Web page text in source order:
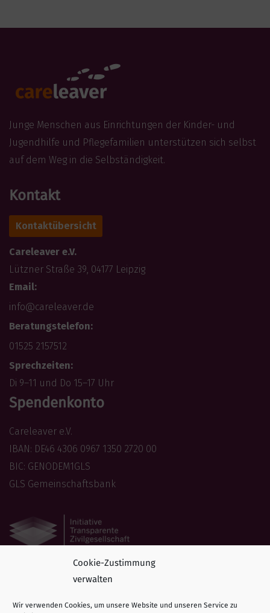
Cookie-Zustimmung
verwalten
Wir verwenden Cookies, um unsere Website und unseren Service zu
Junge Menschen aus Einrichtungen der Kinder- und
Jugendhilfe und Pflegefamilien unterstützen sich selbst
auf dem Weg in die Selbständigkeit.
Kontakt
Kontaktübersicht
Careleaver e.V.
Lützner Straße 39, 04177 Leipzig
Email:
info@careleaver.de
Beratungstelefon:
01525 2157512
Sprechzeiten:
Di 9–11 und Do 15–17 Uhr
Spendenkonto
Careleaver e.V.
IBAN: DE46 4306 0967 1350 2720 00
BIC: GENODEM1GLS
GLS Gemeinschaftsbank